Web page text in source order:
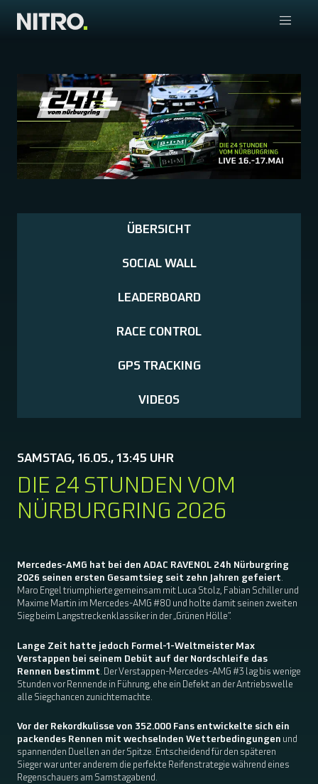
ÜBERSICHT
SOCIAL WALL
LEADERBOARD
RACE CONTROL
GPS TRACKING
VIDEOS
SAMSTAG, 16.05., 13:45 UHR
DIE 24 STUNDEN VOM
NÜRBURGRING 2026
Mercedes-AMG hat bei den ADAC RAVENOL 24h Nürburgring
2026 seinen ersten Gesamtsieg seit zehn Jahren gefeiert.
Maro Engel triumphierte gemeinsam mit Luca Stolz, Fabian Schiller und
Maxime Martin im Mercedes-AMG #80 und holte damit seinen zweiten
Sieg beim Langstreckenklassiker in der „Grünen Hölle“.
Lange Zeit hatte jedoch Formel-1-Weltmeister Max
Verstappen bei seinem Debüt auf der Nordschleife das
Rennen bestimmt . Der Verstappen-Mercedes-AMG #3 lag bis wenige
Stunden vor Rennende in Führung, ehe ein Defekt an der Antriebswelle
alle Siegchancen zunichtemachte.
Vor der Rekordkulisse von 352.000 Fans entwickelte sich ein
packendes Rennen mit wechselnden Wetterbedingungen und
spannenden Duellen an der Spitze. Entscheidend für den späteren
Sieger war unter anderem die perfekte Reifenstrategie während eines
Regenschauers am Samstagabend.